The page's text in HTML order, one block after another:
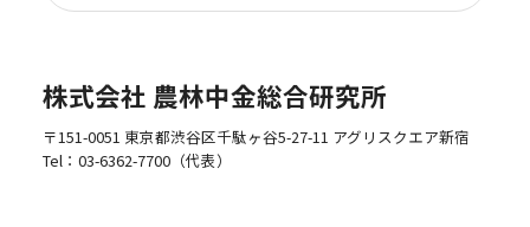
株式会社 農林中金総合研究所
〒151-0051 東京都渋谷区千駄ヶ谷5-27-11 アグリスクエア新宿
Tel： 03-6362-7700（代表）